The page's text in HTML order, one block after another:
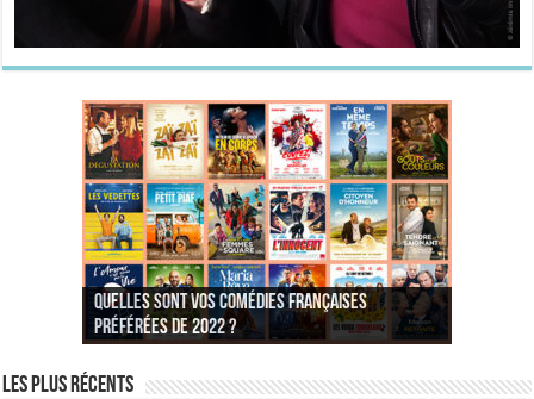
Quelles sont vos comédies françaises
préférées de 2022 ?
Quel est votre personnage préféré du Père
Noël est une ordure ?
Quelles sont vos comédies françaises
préférées de 2021 ?
Quel est votre « Gendarme » préféré ?
Quels sont vos 3 comédies de Jean-Marie Poiré
préférées ?
Quel est votre « Tati » préféré ?
Quel est votre « bronzé » préféré ?
Les plus récents